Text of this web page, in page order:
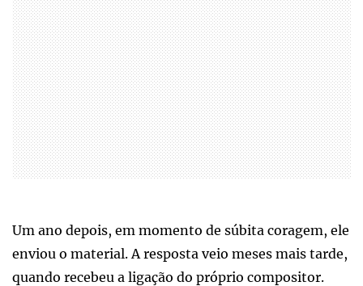
Um ano depois, em momento de súbita coragem, ele
enviou o material. A resposta veio meses mais tarde,
quando recebeu a ligação do próprio compositor.